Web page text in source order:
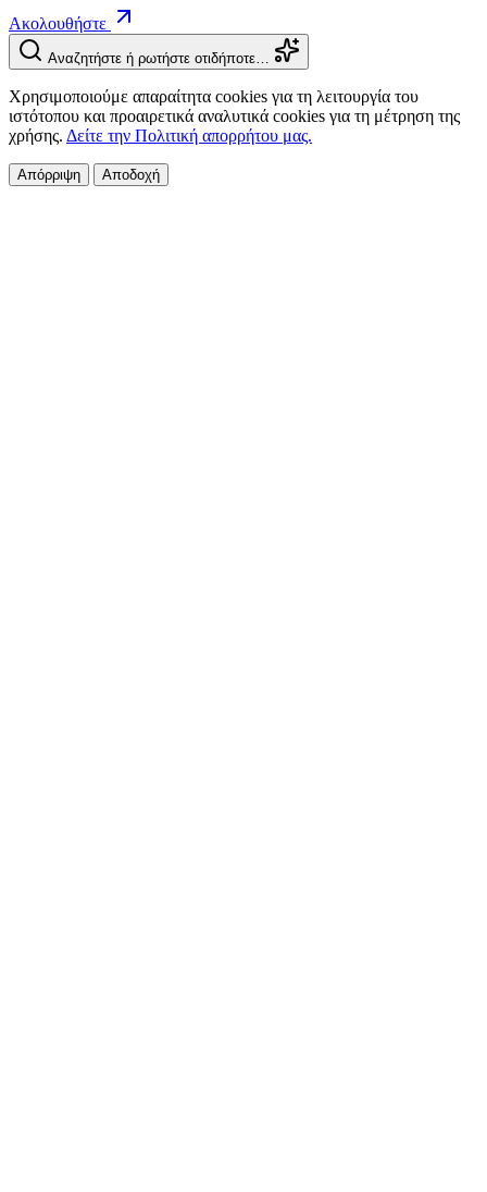
Ακολουθήστε
Αναζητήστε ή ρωτήστε οτιδήποτε…
Χρησιμοποιούμε απαραίτητα cookies για τη λειτουργία του
ιστότοπου και προαιρετικά αναλυτικά cookies για τη μέτρηση της
χρήσης. Δείτε την Πολιτική απορρήτου μας.
Απόρριψη Αποδοχή